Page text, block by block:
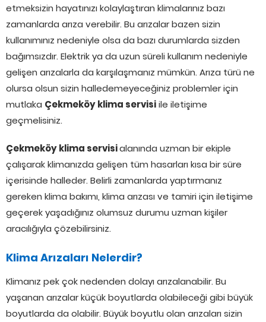
etmeksizin hayatınızı kolaylaştıran klimalarınız bazı
zamanlarda arıza verebilir. Bu arızalar bazen sizin
kullanımınız nedeniyle olsa da bazı durumlarda sizden
bağımsızdır. Elektrik ya da uzun süreli kullanım nedeniyle
gelişen arızalarla da karşılaşmanız mümkün. Arıza türü ne
olursa olsun sizin halledemeyeceğiniz problemler için
mutlaka Çekmeköy klima servisiile iletişime
geçmelisiniz.
Çekmeköy klima servisialanında uzman bir ekiple
çalışarak klimanızda gelişen tüm hasarları kısa bir süre
içerisinde halleder. Belirli zamanlarda yaptırmanız
gereken klima bakımı, klima arızası ve tamiri için iletişime
geçerek yaşadığınız olumsuz durumu uzman kişiler
aracılığıyla çözebilirsiniz.
Klima Arızaları Nelerdir?
Klimanız pek çok nedenden dolayı arızalanabilir. Bu
yaşanan arızalar küçük boyutlarda olabileceği gibi büyük
boyutlarda da olabilir. Büyük boyutlu olan arızaları sizin